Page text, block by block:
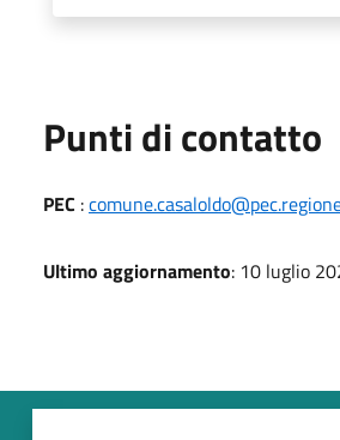
Punti di contatto
PEC :
Ultimo aggiornamento: 10 luglio